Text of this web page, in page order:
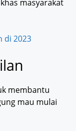
masyarakat
di 2023
membantu
mau mulai